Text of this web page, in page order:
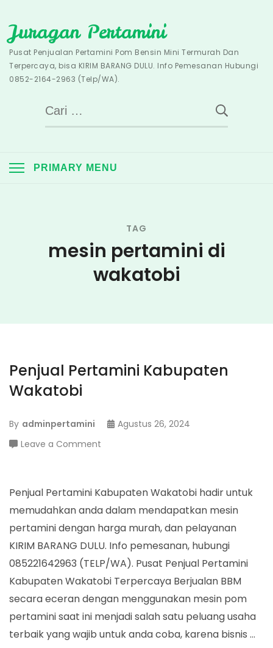
to
content
Juragan Pertamini
Pusat Penjualan Pertamini Pom Bensin Mini Termurah Dan
Terpercaya, bisa KIRIM BARANG DULU. Info Pemesanan Hubungi
0852-2164-2963 (Telp/WA).
Cari
untuk:
PRIMARY MENU
TAG
mesin pertamini di
wakatobi
Penjual Pertamini Kabupaten
Wakatobi
By adminpertamini
Agustus 26, 2024
Leave a Comment
Kabupaten
Wakatobi
Penjual Pertamini Kabupaten Wakatobi hadir untuk
memudahkan anda dalam mendapatkan mesin
pertamini dengan harga murah, dan pelayanan
KIRIM BARANG DULU. Info pemesanan, hubungi
085221642963 (TELP/WA). Pusat Penjual Pertamini
Kabupaten Wakatobi Terpercaya Berjualan BBM
secara eceran dengan menggunakan mesin pom
pertamini saat ini menjadi salah satu peluang usaha
terbaik yang wajib untuk anda coba, karena bisnis …